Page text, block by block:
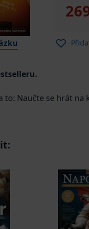
to: Naučte se hrát
hudebním
haly. Nenechte
všemu
pomohou
lekcích a audio